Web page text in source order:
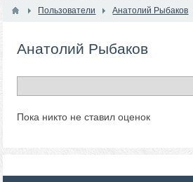
Пользователи Анатолий Рыбаков
Анатолий Рыбаков
Пока никто не ставил оценок